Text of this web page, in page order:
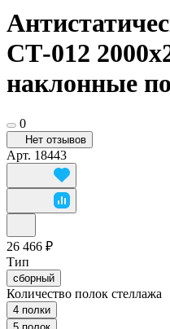
СТ-012
наклонные
0
Нет отзывов
Арт. 18443
26 466 ₽
Тип
сборный
Количество полок стеллажа
4 полки